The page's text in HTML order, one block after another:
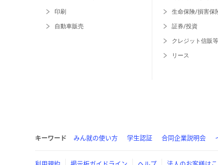
印刷
自動車販売
生命保険/損害保
証券/投資
クレジット信販等
リース
キーワード みん就の使い方 学生認証 合同企業説明会